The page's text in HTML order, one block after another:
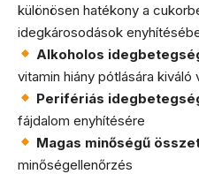
különösen hatékony a
idegkárosodások
Alkoholos
vitamin hiány pótlására kiváló
Perifériás
fájdalom enyhítésére
Magas minőségű
minőségellenőrzés